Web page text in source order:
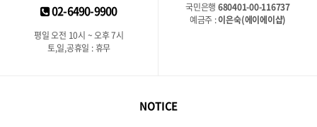
02-6490-9900
평일 오전 10시 ~ 오후 7시
토,일,공휴일 : 휴무
국민은행 680401-00-116737
예금주 :이은숙(에이에이샵)
NOTICE